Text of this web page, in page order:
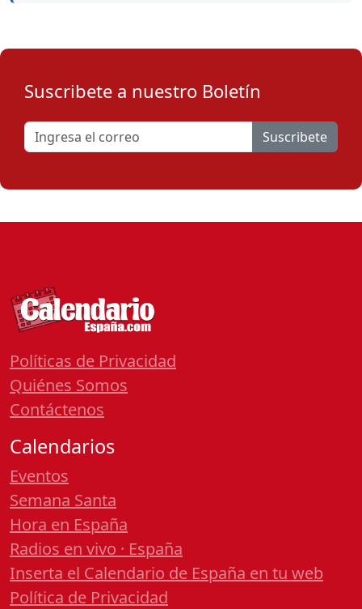
Suscribete a nuestro Boletín
Suscribete
Políticas de Privacidad
Quiénes Somos
Contáctenos
Calendarios
Eventos
Semana Santa
Hora en España
Radios en vivo · España
Inserta el Calendario de España en tu web
Política de Privacidad